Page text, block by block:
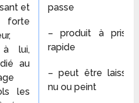
et
à lui,
au
les
passe
– produit à prise
rapide
– peut être laissé
nu ou peint